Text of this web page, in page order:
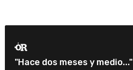
"Hace dos meses y medio..."